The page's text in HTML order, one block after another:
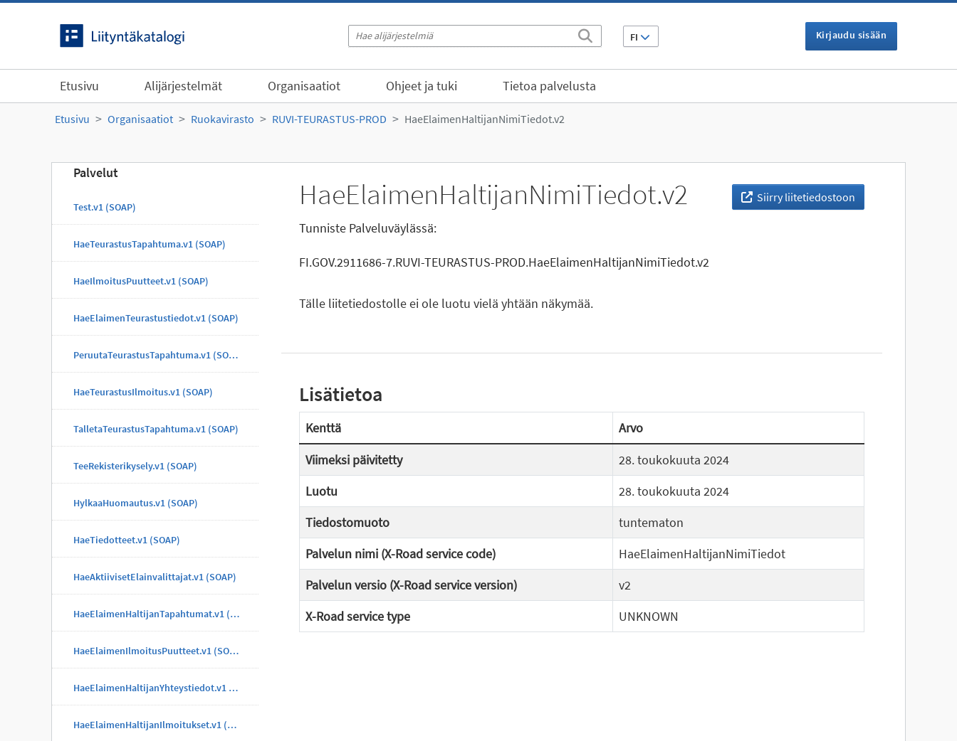
FI Kirjaudu sisään
Etusivu Alijärjestelmät Organisaatiot Ohjeet ja tuki Tietoa palvelusta
Etusivu Organisaatiot Ruokavirasto RUVI-TEURASTUS-PROD HaeElaimenHaltijanNimiTiedot.v2
Palvelut
Test.v1 (SOAP)
HaeTeurastusTapahtuma.v1 (SOAP)
HaeIlmoitusPuutteet.v1 (SOAP)
HaeElaimenTeurastustiedot.v1 (SOAP)
PeruutaTeurastusTapahtuma.v1 (SOAP)
HaeTeurastusIlmoitus.v1 (SOAP)
TalletaTeurastusTapahtuma.v1 (SOAP)
TeeRekisterikysely.v1 (SOAP)
HylkaaHuomautus.v1 (SOAP)
HaeTiedotteet.v1 (SOAP)
HaeAktiivisetElainvalittajat.v1 (SOAP)
HaeElaimenHaltijanTapahtumat.v1 (SOAP)
HaeElaimenIlmoitusPuutteet.v1 (SOAP)
HaeElaimenHaltijanYhteystiedot.v1 (SOAP)
HaeElaimenHaltijanIlmoitukset.v1 (SOAP)
Siirry liitetiedostoon
HaeElaimenHaltijanNimiTiedot.v2
Tunniste Palveluväylässä:
FI.GOV.2911686-7.RUVI-TEURASTUS-PROD.HaeElaimenHaltijanNimiTiedot.v2
Tälle liitetiedostolle ei ole luotu vielä yhtään näkymää.
Lisätietoa
Kenttä
Arvo
Viimeksi päivitetty
28. toukokuuta 2024
Luotu
28. toukokuuta 2024
Tiedostomuoto
tuntematon
Palvelun nimi (X-Road service code)
HaeElaimenHaltijanNimiTiedot
Palvelun versio (X-Road service version)
v2
X-Road service type
UNKNOWN